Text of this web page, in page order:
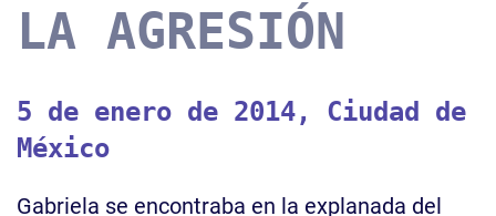
LA AGRESIÓN
5 de enero de 2014, Ciudad de
México
Gabriela se encontraba en la explanada del